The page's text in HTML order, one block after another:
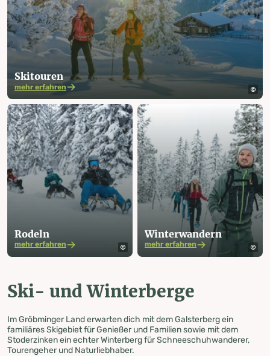
Skitouren
mehr erfahren
Rodeln
mehr erfahren
Winter­­­wandern
mehr erfahren
Ski- und Winterberge
Im Gröbminger Land erwarten dich mit dem Galsterberg ein
familiäres Skigebiet für Genießer und Familien sowie mit dem
Stoderzinken ein echter Winterberg für Schneeschuhwanderer,
Tourengeher und Naturliebhaber.